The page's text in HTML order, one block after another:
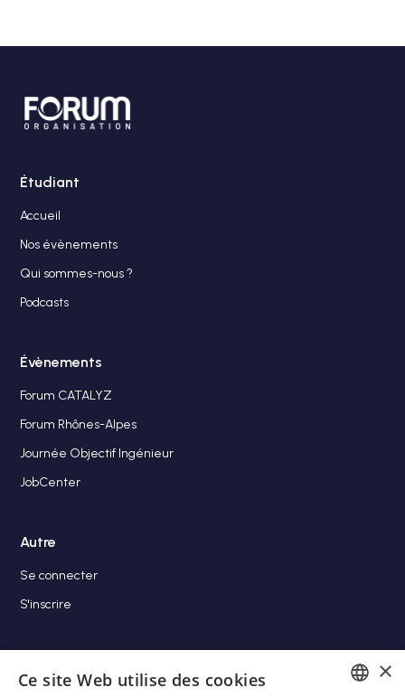
Étudiant
Accueil
Nos évènements
Qui sommes-nous ?
Podcasts
Évènements
Forum CATALYZ
Forum Rhônes-Alpes
Journée Objectif Ingénieur
JobCenter
Autre
Se connecter
S'inscrire
Rejoignez-nous ! ×
Ce site Web utilise des cookies